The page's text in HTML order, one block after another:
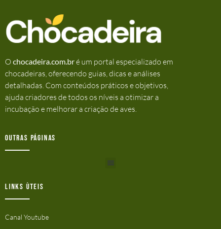
O chocadeira.com.bré um portal especializado em
chocadeiras, oferecendo guias, dicas e análises
detalhadas. Com conteúdos práticos e objetivos,
ajuda criadores de todos os níveis a otimizar a
incubação e melhorar a criação de aves.
Outras Páginas
Links ùteis
Canal Youtube